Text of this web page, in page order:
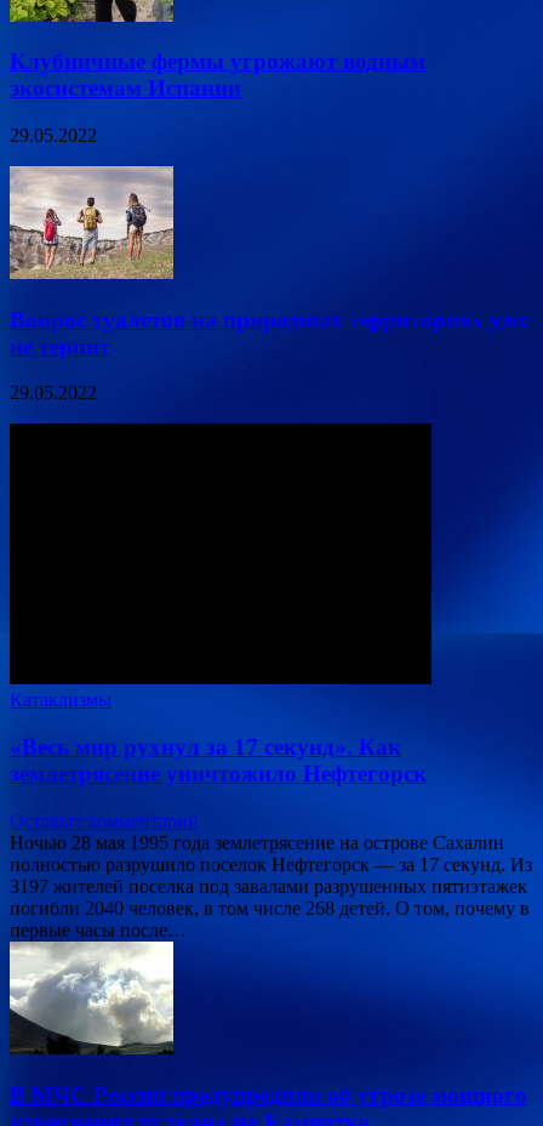
Клубничные фермы угрожают водным
экосистемам Испании
29.05.2022
Вопрос туалетов на природных территориях уже
не терпит
29.05.2022
Катаклизмы
«Весь мир рухнул за 17 секунд». Как
землетрясение уничтожило Нефтегорск
Оставьте комментарий
Ночью 28 мая 1995 года землетрясение на острове Сахалин
полностью разрушило поселок Нефтегорск — за 17 секунд. Из
3197 жителей поселка под завалами разрушенных пятиэтажек
погибли 2040 человек, в том числе 268 детей. О том, почему в
первые часы после…
В МЧС России предупредили об угрозе мощного